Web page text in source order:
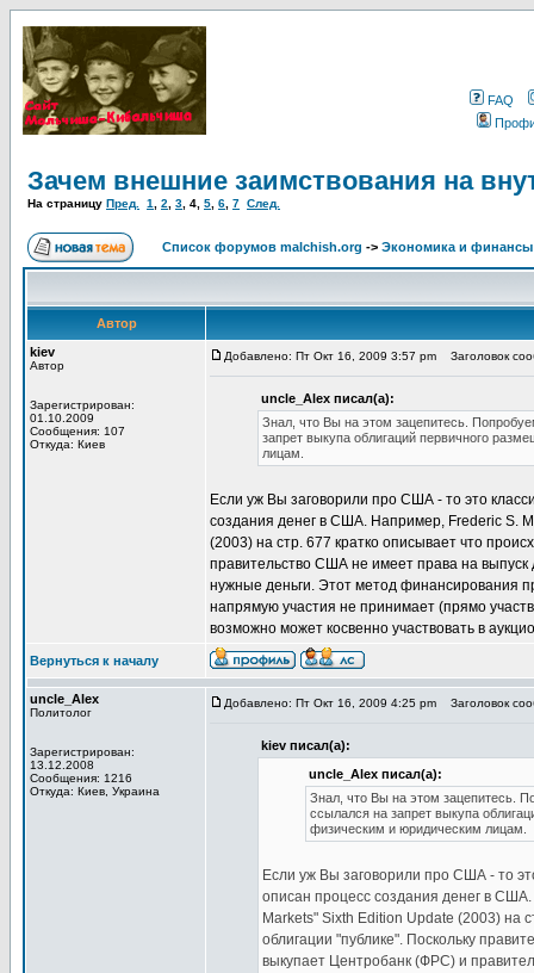
FAQ
Зачем внешние заимствования на
На страницу Пред. 1 2 3 4 5 6 7 След.
Список форумов malchish.org -> Экономика и финансы
Автор
kiev
Автор
Зарегистрирован:
01.10.2009
Сообщения: 107
Откуда: Киев
Добавлено: Пт Окт 16, 2009 3:57 pm Заголовок
uncle_Alex писал(а):
Знал, что Вы на этом зацепитесь.
запрет выкупа облигаций первичного
лицам.
Если уж Вы заговорили про США - то это
создания денег в США. Например, Frederic S.
(2003) на стр. 677 кратко описывает что
правительство США не имеет права на выпуск
нужные деньги. Этот метод финансирования
напрямую участия не принимает (прямо
возможно может косвенно участвовать в
Вернуться к началу
uncle_Alex
Политолог
Зарегистрирован:
13.12.2008
Сообщения: 1216
Откуда: Киев, Украина
Добавлено: Пт Окт 16, 2009 4:25 pm Заголовок
kiev писал(а):
uncle_Alex писал(а):
Знал, что Вы на этом зацепитесь.
ссылался на запрет выкупа
физическим и юридическим лицам.
Если уж Вы заговорили про США - то
описан процесс создания денег в
Markets" Sixth Edition Update (2003) на
облигации "публике". Поскольку
выкупает Центробанк (ФРС) и